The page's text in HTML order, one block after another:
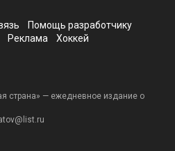
Помощь разработчику
Реклама Хоккей
страна» — ежедневное издание о